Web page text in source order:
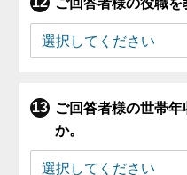
ご回答者様の役職を
ご回答者様の世帯
か。